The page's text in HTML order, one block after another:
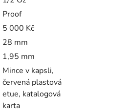
Proof
5 000 Kč
28 mm
1,95 mm
Mince v kapsli,
červená plastová
etue, katalogová
karta